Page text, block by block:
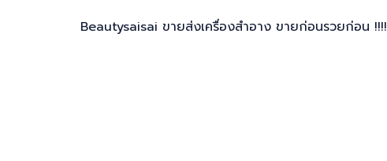
Beautysaisai ขายส่งเครื่องสำอาง ขายก่อนรวยก่อน !!!!